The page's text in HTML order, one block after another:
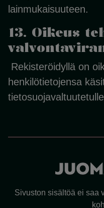
lainmukaisuuteen.
13. Oikeus
Rekisteröidyllä on
henkilötietojensa
Sivuston sisältöä ei saa